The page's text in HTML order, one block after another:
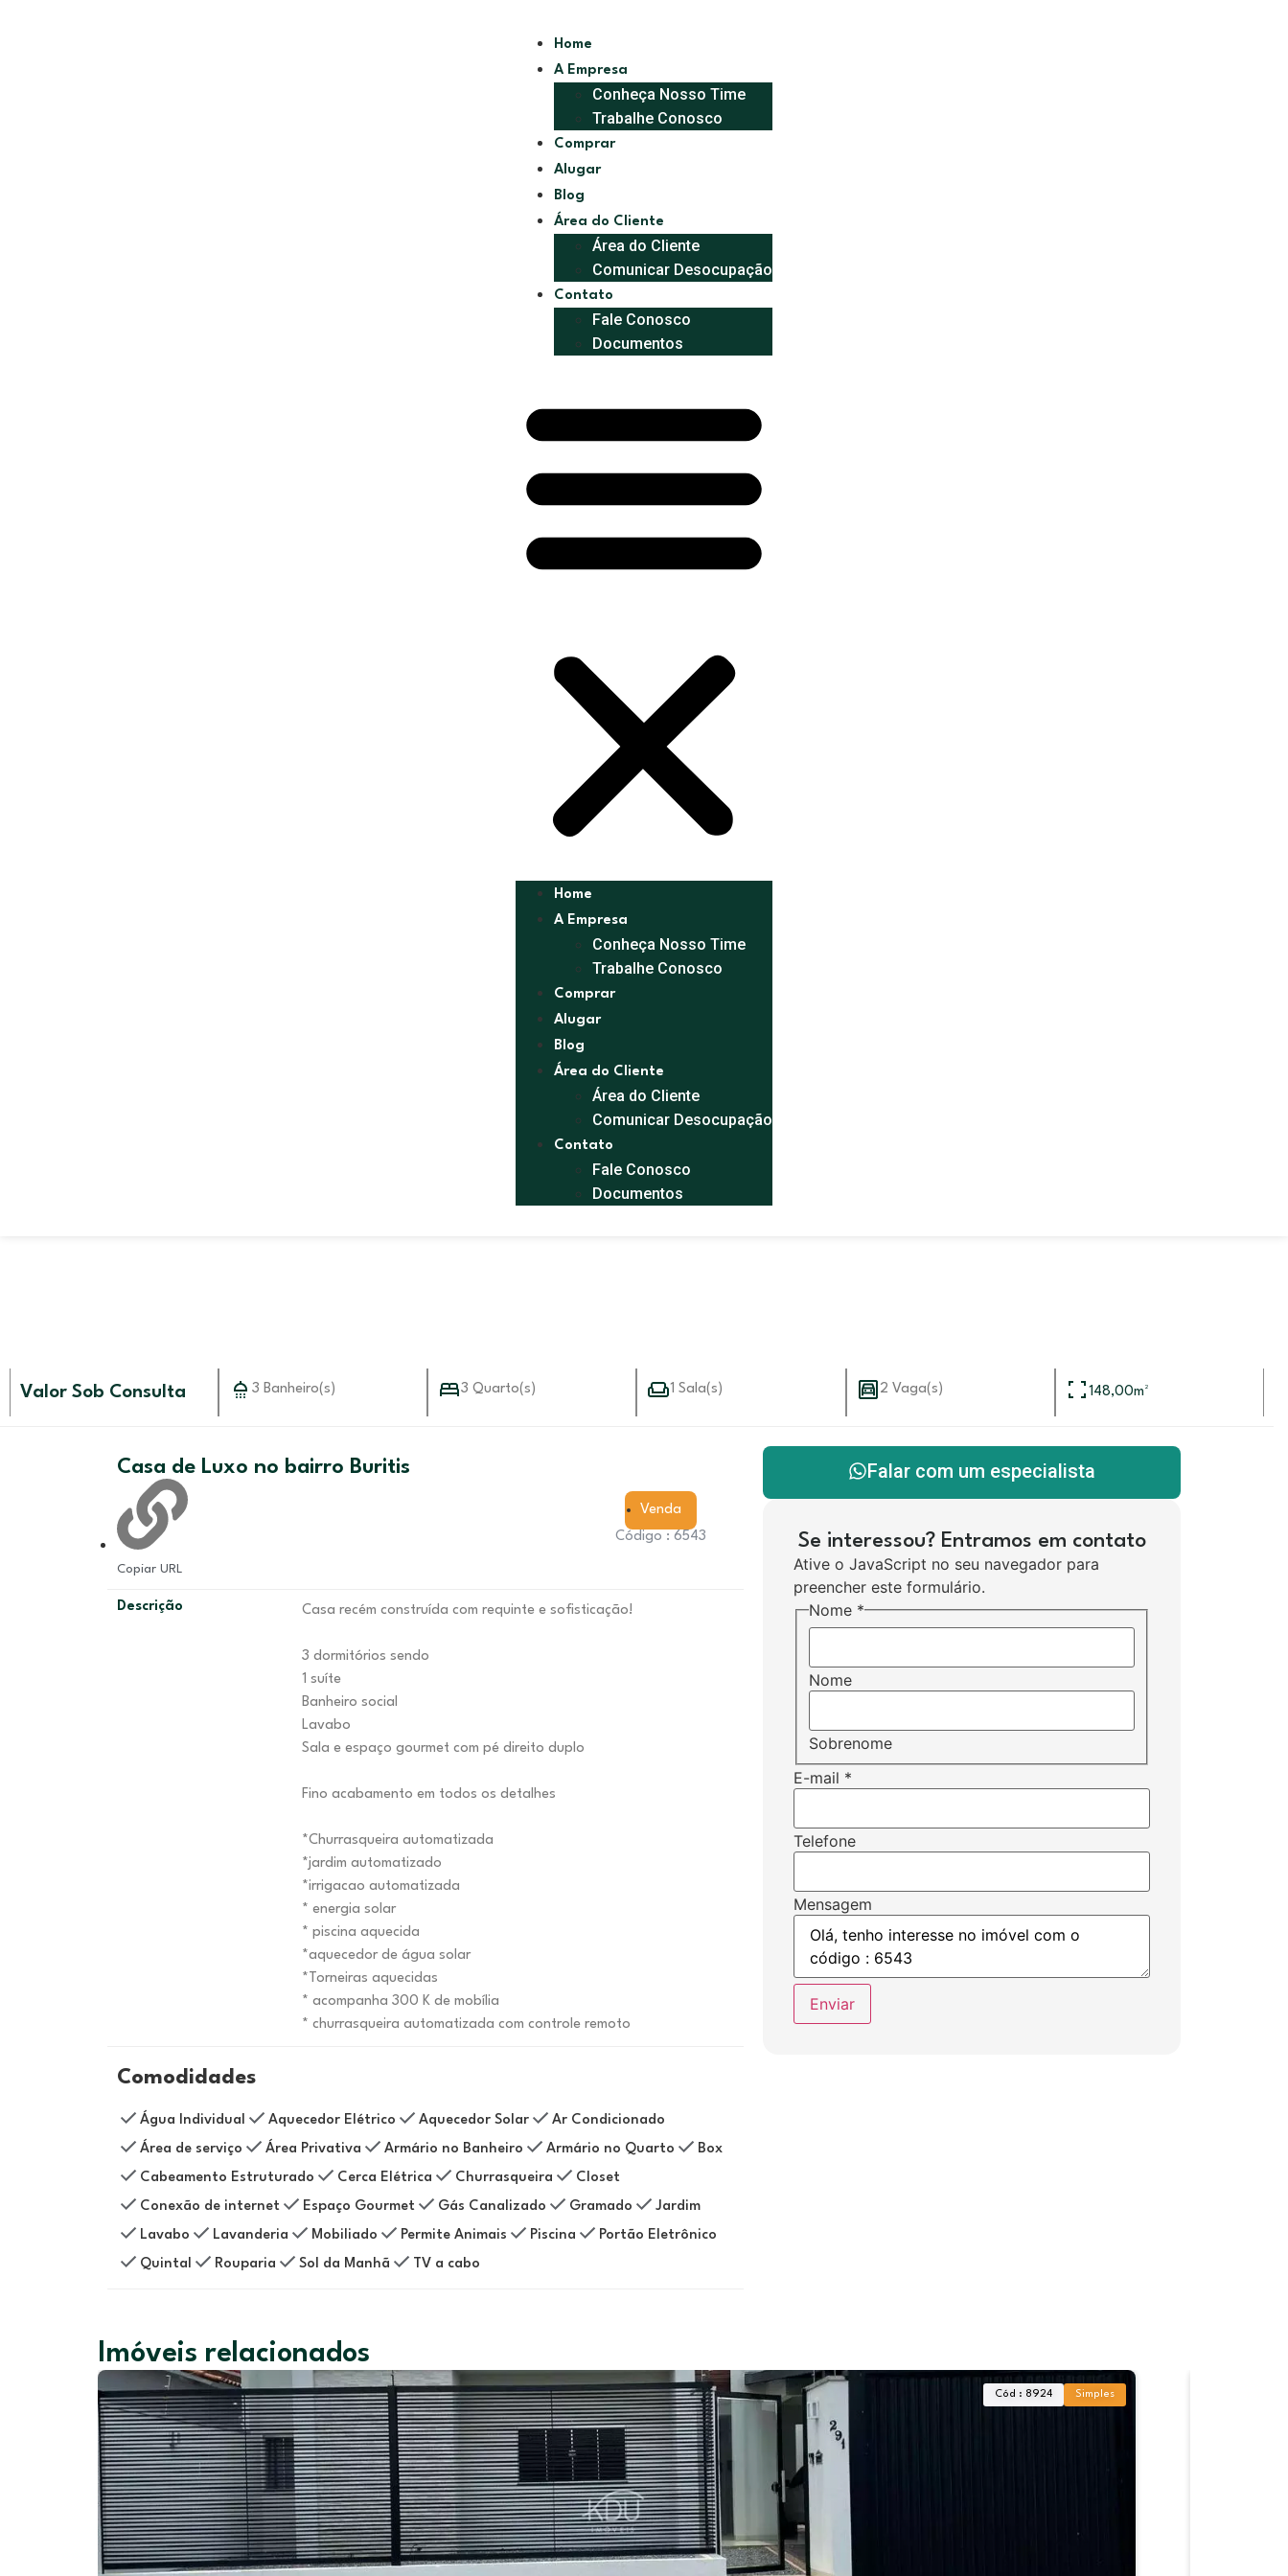
Home
A Empresa
Conheça Nosso Time
Trabalhe Conosco
Comprar
Alugar
Blog
Área do Cliente
Área do Cliente
Comunicar Desocupação
Contato
Fale Conosco
Documentos
Home
A Empresa
Conheça Nosso Time
Trabalhe Conosco
Comprar
Alugar
Blog
Área do Cliente
Área do Cliente
Comunicar Desocupação
Contato
Fale Conosco
Documentos
Valor Sob Consulta 3 Banheiro(s) 3 Quarto(s) 1 Sala(s) 2 Vaga(s) 148,00m²
Casa de Luxo no bairro Buritis
Copiar URL
Venda
Código : 6543
Descrição Casa recém construída com requinte e sofisticação!
3 dormitórios sendo
1 suíte
Banheiro social
Lavabo
Sala e espaço gourmet com pé direito duplo
Fino acabamento em todos os detalhes
*Churrasqueira automatizada
*jardim automatizado
*irrigacao automatizada
* energia solar
* piscina aquecida
*aquecedor de água solar
*Torneiras aquecidas
* acompanha 300 K de mobília
* churrasqueira automatizada com controle remoto
Comodidades
Água Individual Aquecedor Elétrico Aquecedor Solar
Ar Condicionado
Área de serviço
Área Privativa Armário no Banheiro Armário no Quarto
Box
Cabeamento Estruturado
Cerca Elétrica Churrasqueira
Closet
Conexão de internet
Espaço Gourmet Gás Canalizado Gramado
Jardim
Lavabo
Lavanderia Mobiliado Permite Animais Piscina
Portão Eletrônico
Quintal
Rouparia Sol da Manhã TV a cabo
Falar com um especialista
Se interessou? Entramos em contato
Ative o JavaScript no seu navegador para
preencher este formulário.
Nome *
Nome
Sobrenome
E-mail *
Telefone
Mensagem
Enviar
Imóveis relacionados
Cód : 8924 Simples